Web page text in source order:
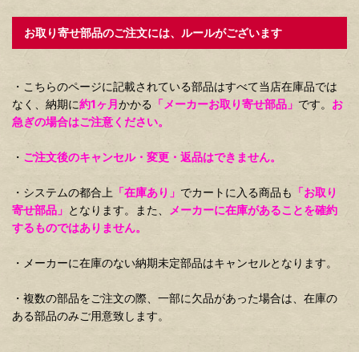
お取り寄せ部品のご注文には、ルールがございます
・こちらのページに記載されている部品はすべて当店在庫品では
なく、納期に約1ヶ月かかる 「メーカーお取り寄せ部品」 です。 お
急ぎの場合はご注意ください。
・ ご注文後のキャンセル・変更・返品はできません。
・システムの都合上 「在庫あり」 でカートに入る商品も 「お取り
寄せ部品」 となります。また、
メーカーに在庫があることを確約
するものではありません。
・メーカーに在庫のない納期未定部品はキャンセルとなります。
・複数の部品をご注文の際、一部に欠品があった場合は、在庫の
ある部品のみご用意致します。